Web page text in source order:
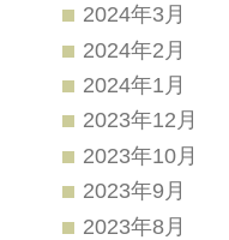
2024年3月
2024年2月
2024年1月
2023年12月
2023年10月
2023年9月
2023年8月